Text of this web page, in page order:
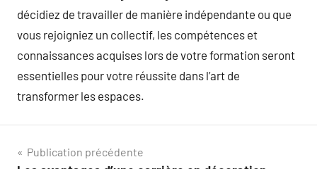
décidiez de travailler de manière indépendante ou que
vous rejoigniez un collectif, les compétences et
connaissances acquises lors de votre formation seront
essentielles pour votre réussite dans l’art de
transformer les espaces.
Navigation
Publication précédente